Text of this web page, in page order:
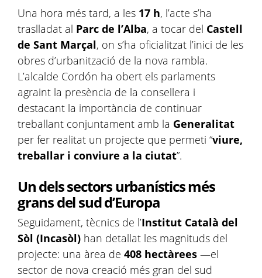
Una hora més tard, a les 17 h, l’acte s’ha
traslladat al Parc de l’Alba, a tocar del Castell
de Sant Marçal, on s’ha oficialitzat l’inici de les
obres d’urbanització de la nova rambla.
L’alcalde Cordón ha obert els parlaments
agraint la presència de la consellera i
destacant la importància de continuar
treballant conjuntament amb la Generalitat
per fer realitat un projecte que permeti “viure,
treballar i conviure a la ciutat”.
Un dels sectors urbanístics més
grans del sud d’Europa
Seguidament, tècnics de l’Institut Català del
Sòl (Incasòl) han detallat les magnituds del
projecte: una àrea de 408 hectàrees —el
sector de nova creació més gran del sud